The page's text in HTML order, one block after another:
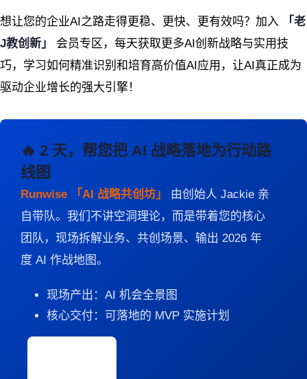
想让您的企业AI之路走得更稳、更快、更有效吗？加入
「老
J教创新」
会员专区，每天获取更多AI创新战略与实用技
巧，学习如何精准识别和培育高价值AI应用，让AI真正成为
驱动企业增长的强大引擎！
🔥 2 天，帮您把 AI 战略落地为行动路
线图
Runwise 「AI 战略共创坊」
由创始人 Jackie 亲
自带队。我们不讲空洞理论，而是带着您的核心
团队，现场拆解业务、共创场景、输出 2026 年
度 AI 作战地图。
现场产出：AI 机会全景图
核心交付：可落地的 MVP 实施计划